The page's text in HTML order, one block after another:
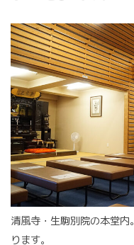
清風寺・生駒別院の本堂
ります。